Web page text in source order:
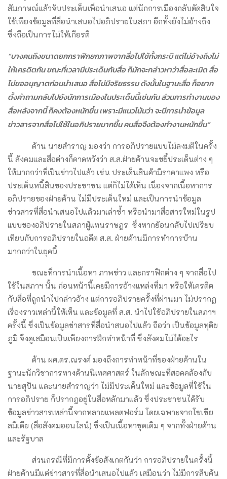
สัมภาษณ์แล้วจับประเด็นเพื่อนำเสนอ แต่นักการเมืองกลับตัดสินใจ
ใช้เพียงข้อมูลที่สื่อนำเสนอไปอภิปรายในสภา อีกทั้งยังไม่อ้างถึง
ซึ่งถือเป็นการไม่ให้เกียรติ
“บางคนถึงขนาดยกกราฟิกยกภาพจากสื่อไปใช้ทั้งกระบิ แต่ไม่อ้างถึงไม่
ให้เครดิตกัน ขณะที่เวลามีประเด็นกับสื่อ ก็มักจะกล่าวหาว่าสื่อละเมิด สื่อ
ไม่ขออนุญาตก่อนนำเสนอสื่อไม่มีจริยธรรม ดังนั้นในฐานะสื่อ ก็อยาก
ตั้งคำถามกลับไปยังนักการเมืองในประเด็นนี้เช่นกันส่วนการทำงานของ
สื่อหลังจากนี้ ก็คงต้องหนักขึ้น เพราะมีแนวโน้มว่า จะมีการนำข้อมูล
ข่าวสารจากสื่อไปใช้ในอภิปรายมากขึ้น คนสื่อจึงต้องทำงานหนักขึ้น”
ด้าน นายสำราญ มองว่า การอภิปรายแบบไม่ลงมติในครั้ง
นี้ สังคมและสื่อต่างก็คาดหวังว่า ส.ส.ฝ่ายค้านจะขยี้ประเด็นต่าง ๆ
ให้มากกว่าที่เป็นข่าวไปแล้ว เช่น ประเด็นสินค้ามีราคาแพง หรือ
ประเด็นหนี้สินของประชาชน แต่ก็ไม่ได้เห็น เนื่องจากเนื้อหาการ
อภิปรายของฝ่ายค้าน ไม่มีประเด็นใหม่ และเป็นการนำข้อมูล
ข่าวสารที่สื่อนำเสนอไปแล้วมาเล่าซ้ำ หรือนำมาสื่อสารใหม่ในรูป
แบบของอภิปรายในสภาผู้แทนราษฎร ซึ่งหากย้อนกลับไปเปรียบ
เทียบกับการอภิปรายในอดีต ส.ส. ฝ่ายค้านมีการทำการบ้าน
มากกว่าในยุคนี้
ขณะที่การนำเนื้อหา ภาพข่าว และกราฟิกต่าง ๆ จากสื่อไป
ใช้ในสภาฯ นั้น ก่อนหน้านี้เคยมีการอ้างแหล่งที่มา หรือให้เครดิต
กับสื่อที่ถูกนำไปกล่าวอ้าง แต่การอภิปรายครั้งที่ผ่านมา ไม่ปรากฏ
เรื่องราวเหล่านี้ให้เห็น และข้อมูลที่ ส.ส. นำไปใช้อภิปรายในสภาฯ
ครั้งนี้ ซึ่งเป็นข้อมูลข่าสารที่สื่อนำสนอไปแล้ว ถือว่า เป็นข้อมูลทุติย
ภูมิ จึงดูเสมือนเป็นเพียงการฝึกทำหน้าที่ ซึ่งสังคมไม่ได้อะไร
ด้าน ผศ.ดร.ณรงค์ มองถึงการทำหน้าที่ของฝ่ายค้านใน
ฐานะนักวิชาการทางด้านนิเทศศาสตร์ ในลักษณะที่สอดคล้องกับ
นายสุปัน และนายสำราญว่า ไม่มีประเด็นใหม่ และข้อมูลที่ใช้ใน
การอภิปราย ก็ปรากฎอยู่ในสื่อหลักมาแล้ว ซึ่งประชาชนได้รับ
ข้อมูลข่าวสารเหล่านี้จากหลายแพลตฟอร์ม โดยเฉพาะจากโซเชีย
ลมีเดีย (สื่อสังคมออนไลน์) ซึ่งเป็นเนื้อหาชุดเดิม ๆ จากทั้งฝ่ายค้าน
และรัฐบาล
ส่วนกรณีที่มีการตั้งข้อสังเกตกันว่า การอภิปรายในครั้งนี้
ฝ่ายค้านมีแต่ข่าวสารที่สื่อนำเสนอไปแล้ว เสมือนว่า ไม่มีการสืบค้น